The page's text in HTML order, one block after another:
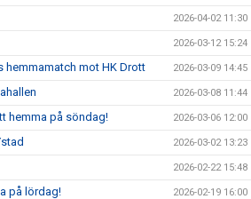
2026-04-02 11:30
2026-03-12 15:24
hemmamatch mot HK Drott 2026-03-09 14:45
2026-03-08 11:44
hemma på söndag! 2026-03-06 12:00
2026-03-02 13:23
2026-02-22 15:48
på lördag! 2026-02-19 16:00